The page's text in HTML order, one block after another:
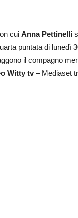
cui Anna Pettinelli
puntata di lunedì
il compagno
Witty tv– Mediaset